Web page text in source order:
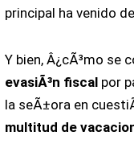
principal ha venido
Y bien, Â¿cÃ³mo se
evasiÃ³n fiscal por
la seÃ±ora en
multitud de